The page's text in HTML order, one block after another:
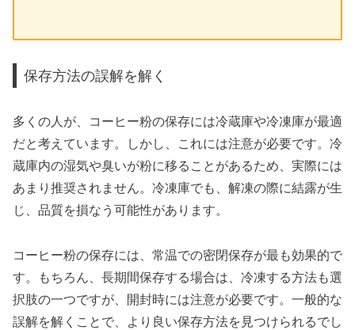
保存方法の誤解を解く
多くの人が、コーヒー粉の保存には冷蔵庫や冷凍庫が最適
だと考えています。しかし、これには注意が必要です。冷
蔵庫内の湿気や臭いが粉に移ることがあるため、実際には
あまり推奨されません。冷凍庫でも、解凍の際に結露が生
じ、品質を損なう可能性があります。
コーヒー粉の保存には、常温での密閉保存が最も効果的で
す。もちろん、長期間保存する場合は、冷凍する方法も選
択肢の一つですが、開封時には注意が必要です。一般的な
誤解を解くことで、より良い保存方法を見つけられるでし